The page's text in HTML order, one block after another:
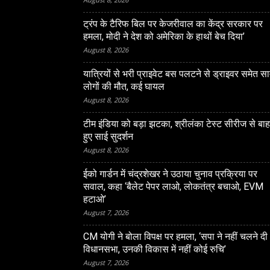
ट्रंप के टैरिफ बिल पर केजरीवाल का केंद्र सरकार पर
हमला, मोदी ने देश को अमेरिका के हाथों बेच दिया’
August 8, 2026
यात्रियों से भरी प्राइवेट बस पलटने से ड्राइवर समेत
लोगों की मौत, कई घायल
August 8, 2026
टीम इंडिया को बड़ा झटका, श्रीलंका टेस्ट सीरीज से
हुए साई सुदर्शन
August 8, 2026
ईको गार्डन में चंद्रशेखर ने उठाया चुनाव प्रक्रिया पर
सवाल, कहा ‘बैलेट पेपर लाओ, लोकतंत्र बचाओ, EVM
हटाओ’
August 7, 2026
CM योगी ने बोला विपक्ष पर हमला, ‘सपा ने नहीं चलने दी
विधानसभा, उनकी विकास में नहीं कोई रुचि’
August 7, 2026
LUCKNOW
राजनीतिक छल
बोला विपक्ष पर हमला, ‘सपा ने
विधानसभा, उनकी विकास में